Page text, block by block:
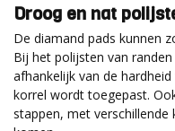
Droog en nat
De diamand pads kunnen
Bij het polijsten van
afhankelijk van de
korrel wordt toegepast.
stappen, met